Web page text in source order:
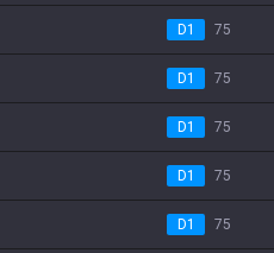
D1 75
D1 75
D1 75
D1 75
D1 75